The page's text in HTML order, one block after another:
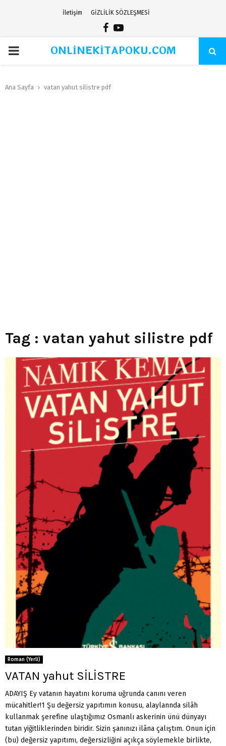
İletişim GİZLİLİK SÖZLEŞMESİ
Facebook
Youtube
PRIMARYONLİNEKİTAPOKU.COM
Ana Sayfa vatan yahut silistre pdf
Tag : vatan yahut silistre pdf
Roman (Yerli)
VATAN yahut SİLİSTRE
ADAYIŞ Ey vatanın hayatını koruma uğrunda canını veren
mücahitler!1 Şu değersiz yapıtımın konusu, alaylannda silâh
kullanmak şerefine ulaştığımız Osmanlı askerinin ünü dünyayı
tutan yiğitliklerinden biridir. Sizin şanınızı ilâna çalıştım. Onun için
(bu) değersiz yapıtımı, değersizliğini açıkça söylemekle birlikte,